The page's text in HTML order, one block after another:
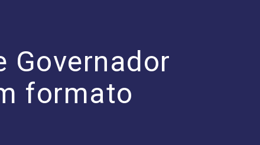
Governador
formato